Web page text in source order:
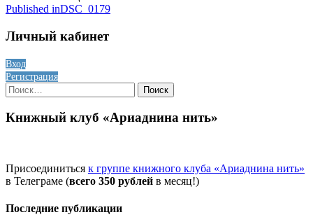
Навигация
по
Published inDSC_0179
Личный кабинет
Вход
Регистрация
Найти:
Книжный клуб «Ариаднина нить»
Присоединиться к группе книжного клуба «Ариаднина нить»
в Телеграме (всего 350 рублей в месяц!)
Последние публикации